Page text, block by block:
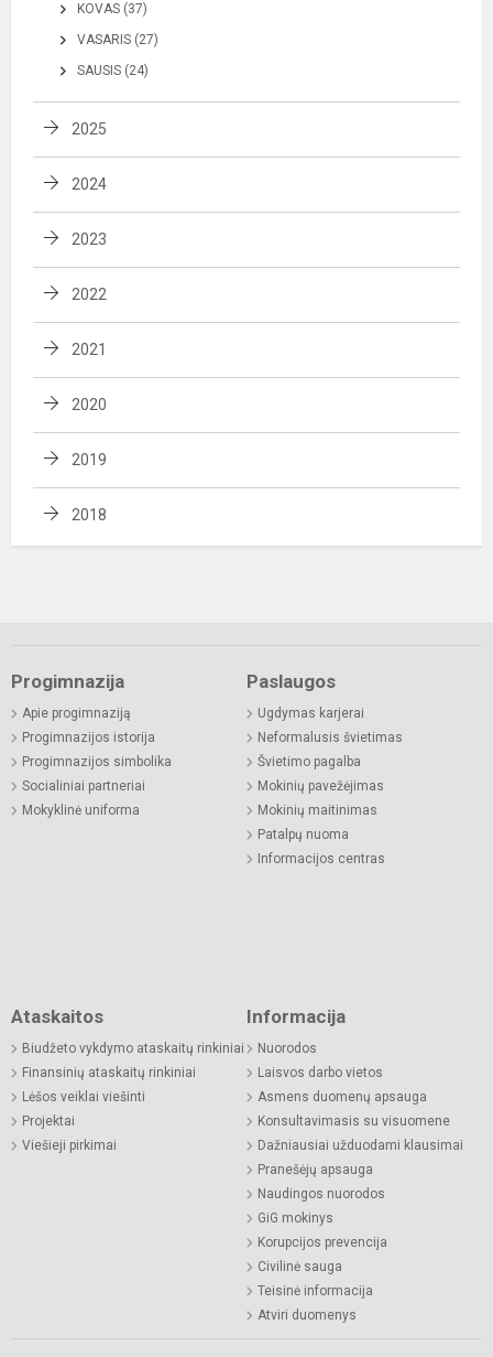
KOVAS (37)
VASARIS (27)
SAUSIS (24)
2025
2024
2023
2022
2021
2020
2019
2018
Progimnazija
Apie progimnaziją
Progimnazijos istorija
Progimnazijos simbolika
Socialiniai partneriai
Mokyklinė uniforma
Paslaugos
Ugdymas karjerai
Neformalusis švietimas
Švietimo pagalba
Mokinių pavežėjimas
Mokinių maitinimas
Patalpų nuoma
Informacijos centras
Ataskaitos
Biudžeto vykdymo ataskaitų rinkiniai
Finansinių ataskaitų rinkiniai
Lėšos veiklai viešinti
Projektai
Viešieji pirkimai
Informacija
Nuorodos
Laisvos darbo vietos
Asmens duomenų apsauga
Konsultavimasis su visuomene
Dažniausiai užduodami klausimai
Pranešėjų apsauga
Naudingos nuorodos
GiG mokinys
Korupcijos prevencija
Civilinė sauga
Teisinė informacija
Atviri duomenys